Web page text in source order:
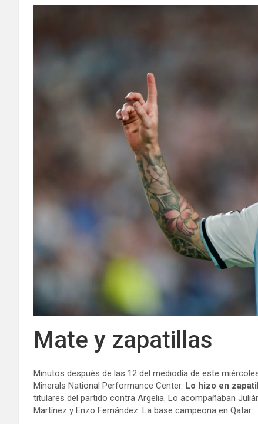
Mate y zapatillas
Minutos después de las 12 del mediodía de este
Minerals National Performance Center. Lo hizo en
titulares del partido contra Argelia. Lo acompañaban
Martínez y Enzo Fernández. La base campeona en Qatar.